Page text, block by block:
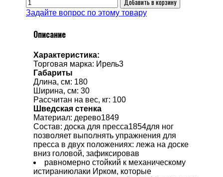
Задайте вопрос по этому товару
Описание
Характеристика:
Торговая марка: Ирель3
Габариты
Длина, см: 180
Ширина, см: 30
Pассчитан на вес, кг: 100
Шведская стенка
Материал: дерево1849
Состав: доска для пресса1854для ног
позволяет выполнять упражнения для
пресса в двух положениях: лежа на доске
вниз головой, зафиксировав
равномерно стойкий к механическому
истираниюлаки Ирком, которые